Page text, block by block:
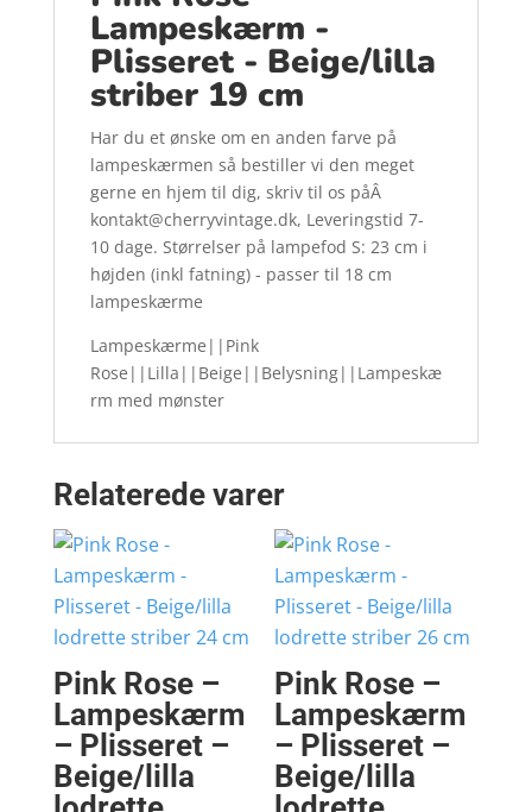
Lampeskærm -
Plisseret - Beige/lilla
striber 19 cm
Har du et ønske om en anden farve på
lampeskærmen så bestiller vi den meget
gerne en hjem til dig, skriv til os påÂ
kontakt@cherryvintage.dk, Leveringstid 7-
10 dage. Størrelser på lampefod S: 23 cm i
højden (inkl fatning) - passer til 18 cm
lampeskærme
Lampeskærme||Pink
Rose||Lilla||Beige||Belysning||Lampeskæ
rm med mønster
Relaterede varer
Pink Rose –
Lampeskærm
– Plisseret –
Beige/lilla
Pink Rose –
Lampeskærm
– Plisseret –
Beige/lilla